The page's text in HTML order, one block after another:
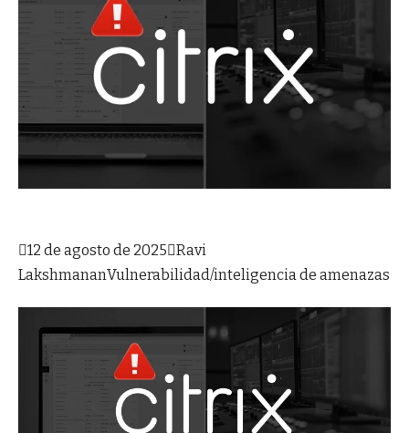
12 de agosto de 2025Ravi
LakshmananVulnerabilidad/inteligencia de amenazas